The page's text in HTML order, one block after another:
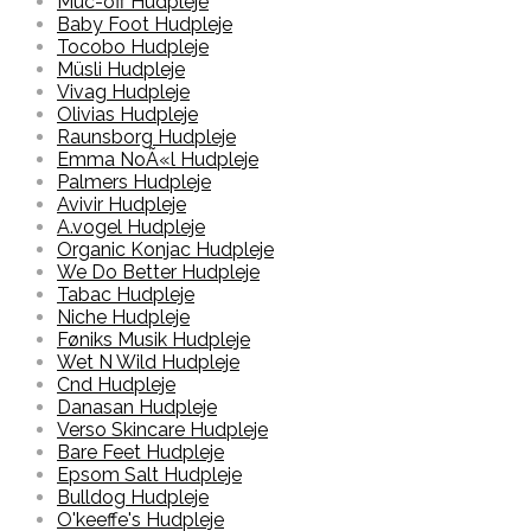
Baby Foot Hudpleje
Tocobo Hudpleje
Müsli Hudpleje
Vivag Hudpleje
Olivias Hudpleje
Raunsborg Hudpleje
Emma NoÃ«l Hudpleje
Palmers Hudpleje
Avivir Hudpleje
A.vogel Hudpleje
Organic Konjac Hudpleje
We Do Better Hudpleje
Tabac Hudpleje
Niche Hudpleje
Føniks Musik Hudpleje
Wet N Wild Hudpleje
Cnd Hudpleje
Danasan Hudpleje
Verso Skincare Hudpleje
Bare Feet Hudpleje
Epsom Salt Hudpleje
Bulldog Hudpleje
O'keeffe's Hudpleje